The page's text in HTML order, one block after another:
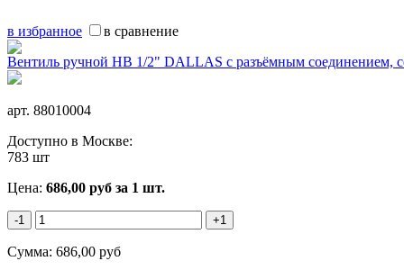
в избранное в сравнение
арт. 88010004
Доступно в Москве:
783 шт
Цена: 686,00 руб за 1 шт.
-1 +1
Сумма: 686,00 руб